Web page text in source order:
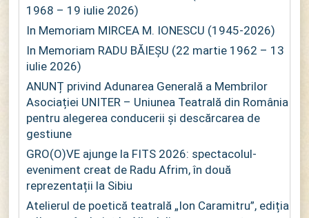
1968 – 19 iulie 2026)
In Memoriam MIRCEA M. IONESCU (1945-2026)
In Memoriam RADU BĂIEȘU (22 martie 1962 – 13
iulie 2026)
ANUNȚ privind Adunarea Generală a Membrilor
Asociației UNITER – Uniunea Teatrală din România
pentru alegerea conducerii și descărcarea de
gestiune
GRO(O)VE ajunge la FITS 2026: spectacolul-
eveniment creat de Radu Afrim, în două
reprezentații la Sibiu
Atelierul de poetică teatrală „Ion Caramitru”, ediția